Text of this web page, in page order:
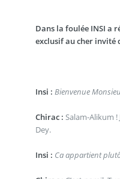
Dans la foulée INSI a
exclusif au cher
Insi : Bienvenue
Chirac : Salam-Alikum !
Dey.
Insi : Ca appartient